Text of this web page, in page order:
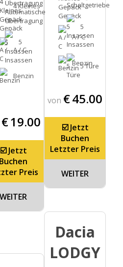
4 Kleines
Gepäck
A / C
Benzin
Automatische
Übertragung
5
Insassen
Gepäck
A / C
Benzin
€19.00
☑️ Jetzt
Buchen
Preis
WEITER
Schaltgetriebe
5
Insassen
5 Türe
von €45.00
☑️ Jetzt
Buchen
Letzter Preis
WEITER
Dacia
LODGY